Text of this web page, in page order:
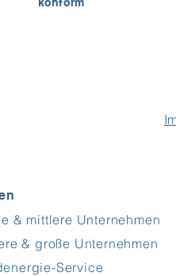
& mittlere Unternehmen
& große Unternehmen
Service